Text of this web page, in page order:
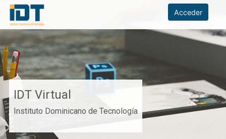
Salta al contenido principal
IDT Virtual Página de inicio
Acceder
IDT Virtual
Instituto Dominicano de Tecnología